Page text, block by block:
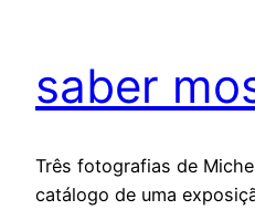
saber
Três fotografias de
catálogo de uma